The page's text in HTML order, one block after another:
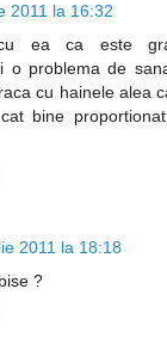
2011 la 16:32
ea ca este
o problema de
cu hainele alea
bine
2011 la 18:18
?